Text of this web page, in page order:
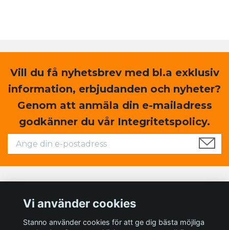
Vill du få nyhetsbrev med bl.a exklusiv
information, erbjudanden och nyheter?
Genom att anmäla din e-mailadress
godkänner du vår Integritetspolicy.
Sociala medier
Vi använder cookies
Stanno använder cookies för att ge dig bästa möjliga